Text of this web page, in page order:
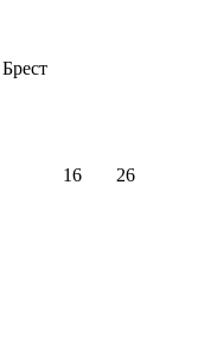
16 26